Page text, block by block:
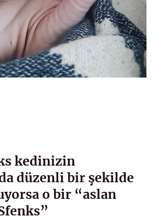
kedinizin
düzenli bir şekilde
o bir “aslan